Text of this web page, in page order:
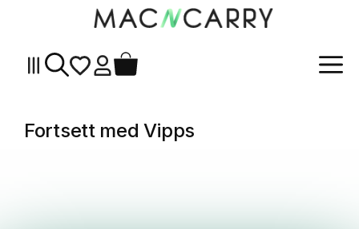
Fortsett med Vipps